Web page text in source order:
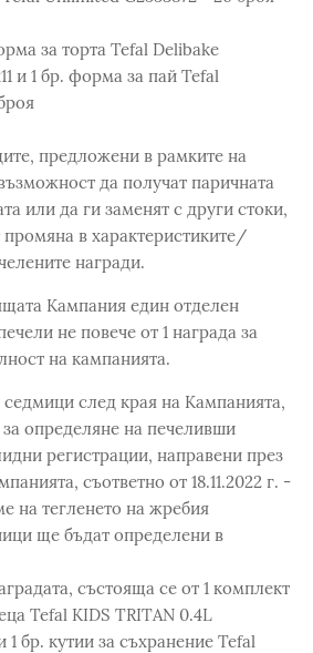
за торта Tefal Delibake
и 1 бр. форма за пай Tefal
предложени в рамките на
да получат паричната
или да ги заменят с други стоки,
промяна в характеристиките/
награди.
Кампания един отделен
не повече от 1 награда за
на кампанията.
след края на Кампанията,
определяне на печеливши
регистрации, направени през
съответно от 18.11.2022 г. -
на тегленето на жребия
ще бъдат определени в
състояща се от 1 комплект
Tefal KIDS TRITAN 0.4L
1 бр. кутии за съхранение Tefal